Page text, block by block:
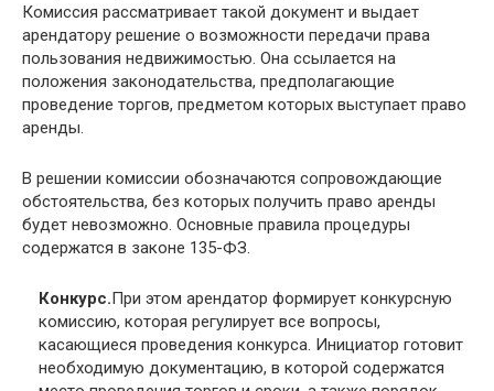
Комиссия рассматривает такой документ и выдает
арендатору решение о возможности передачи права
пользования недвижимостью. Она ссылается на
положения законодательства, предполагающие
проведение торгов, предметом которых выступает право
аренды.
В решении комиссии обозначаются сопровождающие
обстоятельства, без которых получить право аренды
будет невозможно. Основные правила процедуры
содержатся в законе 135-ФЗ.
Конкурс.При этом арендатор формирует конкурсную
комиссию, которая регулирует все вопросы,
касающиеся проведения конкурса. Инициатор готовит
необходимую документацию, в которой содержатся